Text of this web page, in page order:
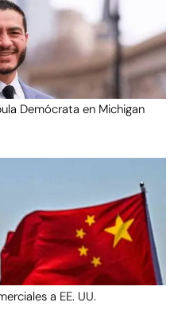
Demócrata en Michigan
a EE. UU.